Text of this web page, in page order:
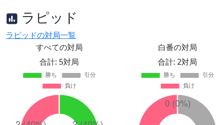
ラピッド
ラピッドの対局一覧
すべての対局
合計: 5対局
白番の対局
合計: 2対局